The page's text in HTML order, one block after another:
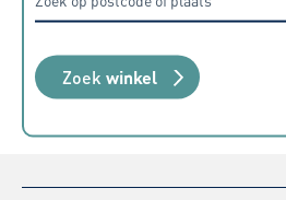
Zoek winkel